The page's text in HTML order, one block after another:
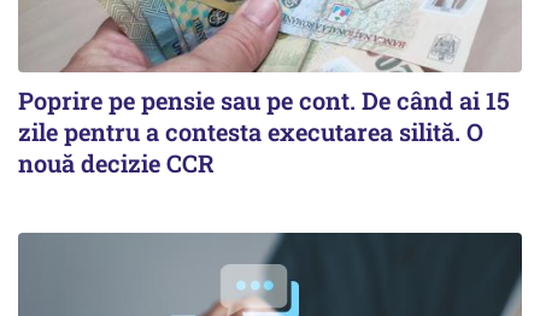
Poprire pe pensie sau pe cont. De când ai 15
zile pentru a contesta executarea silită. O
nouă decizie CCR